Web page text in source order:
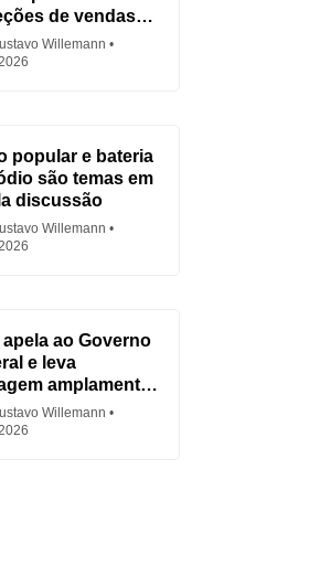
de vendas
Willemann
popular e bateria
são temas em
discussão
Willemann
apela ao Governo
e leva
amplamente
Willemann